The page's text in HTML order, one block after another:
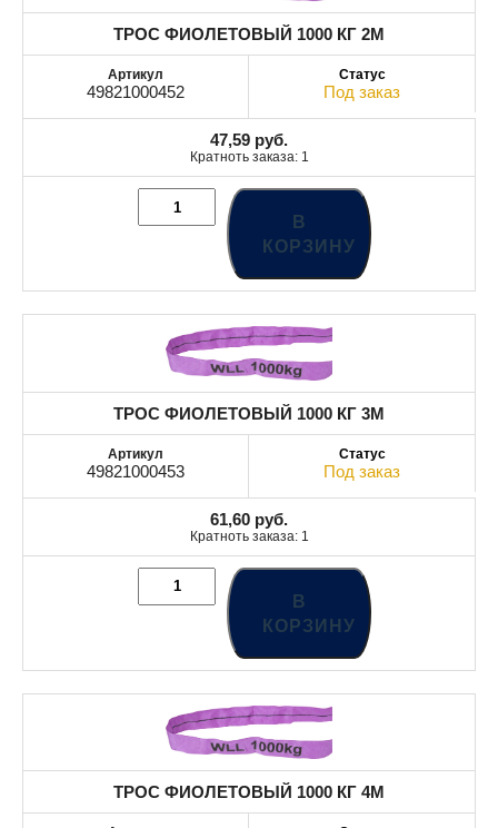
ТРОС ФИОЛЕТОВЫЙ 1000 КГ 2М
49821000452 Под заказ
47,59 руб.
Кратноть заказа: 1
В
КОРЗИНУ
ТРОС ФИОЛЕТОВЫЙ 1000 КГ 3М
49821000453 Под заказ
61,60 руб.
Кратноть заказа: 1
В
КОРЗИНУ
ТРОС ФИОЛЕТОВЫЙ 1000 КГ 4М